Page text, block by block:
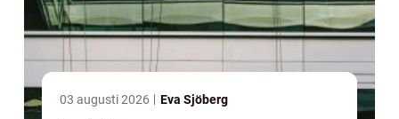
03 augusti 2026 Eva Sjöberg